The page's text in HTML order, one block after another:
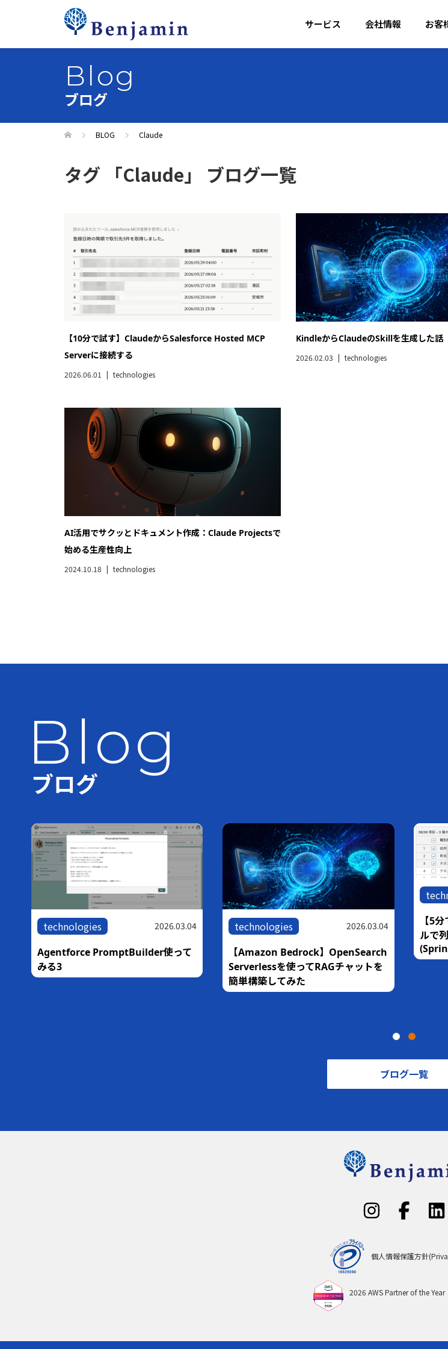
サービス 会社情報 お客
Blog
ブログ
BLOG Claude
タグ 「Claude」 ブログ一覧
【10分で試す】ClaudeからSalesforce Hosted MCP
Serverに接続する
2026.06.01 technologies
KindleからClaudeのSkillを生成した話
2026.02.03 technologies
AI活用でサクッとドキュメント作成：Claude Projectsで
始める生産性向上
2024.10.18 technologies
Blog
ブログ
technologies 2026.03.04
Agentforce PromptBuilder使って
みる3
technologies 2026.03.04
【Amazon Bedrock】OpenSearch
Serverlessを使ってRAGチャットを
簡単構築してみた
【5
ルで
ブログ一覧
個人情報保護方針
2026 AWS Partner of the